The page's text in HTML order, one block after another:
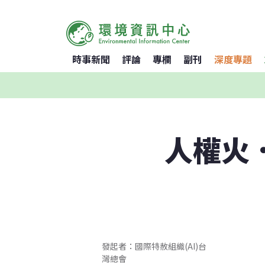
時事新聞 評論 專欄 副刊 深度專題
人權
發起者：國際特赦組織(AI)台
灣總會